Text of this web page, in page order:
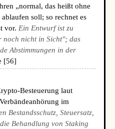
„normal, das heißt ohne
soll; so rechnet es
vor. Ein Entwurf ist zu
noch nicht in Sicht"; das
Abstimmungen in der
[56]
Besteuerung laut
im
Bestandsschutz, Steuersatz,
Behandlung von Staking